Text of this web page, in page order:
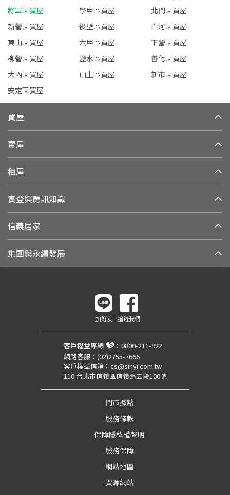
將軍區買屋
學甲區買屋
北門區買屋
新營區買屋
後壁區買屋
白河區買屋
東山區買屋
六甲區買屋
下營區買屋
柳營區買屋
鹽水區買屋
善化區買屋
大內區買屋
山上區買屋
新市區買屋
安定區買屋
買屋
賣屋
租屋
實登與房訊知識
信義居家
集團與永續發展
加好友 追蹤我們
客戶權益專線 ： 0800-211-922
網路客服： (02)2755-7666
客戶權益信箱： cs@sinyi.com.tw
110 台北市信義區信義路五段100號
門市據點
服務條款
保障隱私權聲明
服務保障
網站地圖
資源網站